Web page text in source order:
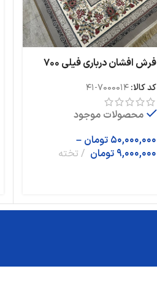
فرش افشان درباری فیلی 700
رنگ
کد کالا:7000014-41
محصولات موجود
50,000,000 تومان –
9,000,000 تومان تخته